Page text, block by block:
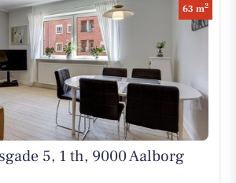
63 m2
5, 1 th, 9000 Aalborg